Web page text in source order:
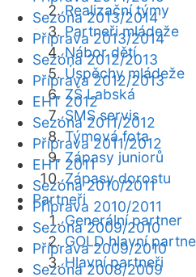
Realizační týmy
Partneři mládeže
Nábor dětí
Úspěchy mládeže
ZŠ Labská
SMS servis
Týmová fota
Zápasy juniorů
Zápasy dorostu
Partneři
Generální partner
GOLD hlavní
Hlavní partneři
Sezóna 2013/2014
Příprava 2013/2014
Sezóna 2012/2013
Příprava 2012/2013
EHT 2012
Sezóna 2011/2012
Příprava 2011/2012
EHT 2011
Sezóna 2010/2011
Příprava 2010/2011
Sezóna 2009/2010
Příprava 2009/2010
Sezóna 2008/2009